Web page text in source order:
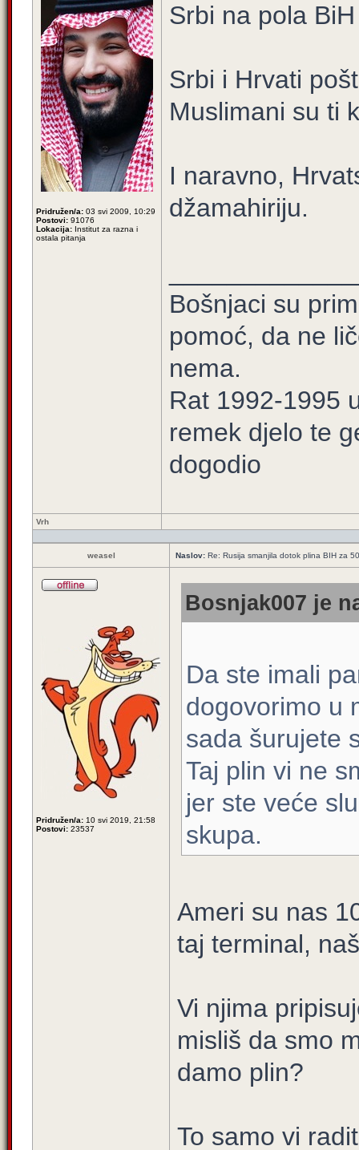
Pridružen/a: 03 svi 2009, 10:29
Postovi: 91076
Lokacija: Institut za razna i
ostala pitanja
Srbi na pola
Srbi i Hrvati
Muslimani su ti
I naravno,
džamahiriju.
Bošnjaci su
pomoć, da ne
nema.
Rat 1992-1995
remek djelo te
dogodio
Vrh
weasel Naslov: Re: Rusija smanjila dotok plina BIH za
Pridružen/a: 10 svi 2019, 21:58
Postovi: 23537
Bosnjak007 je
Da ste imali
dogovorimo u
sada šurujete
Taj plin vi ne
jer ste veće
skupa.
Ameri su nas
taj terminal,
Vi njima
misliš da smo
damo plin?
To samo vi